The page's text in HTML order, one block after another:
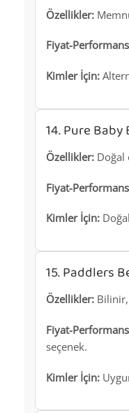
Özellikler:
Fiyat-
Kimler İçin:
14. Pure Baby
Özellikler: Doğal
Fiyat-
Kimler İçin:
15. Paddlers
Özellikler:
Fiyat-
seçenek.
Kimler İçin: